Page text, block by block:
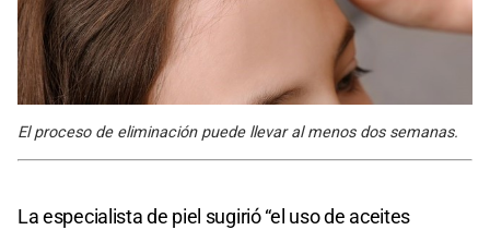
El proceso de eliminación puede llevar al menos dos semanas.
La especialista de piel sugirió “el uso de aceites